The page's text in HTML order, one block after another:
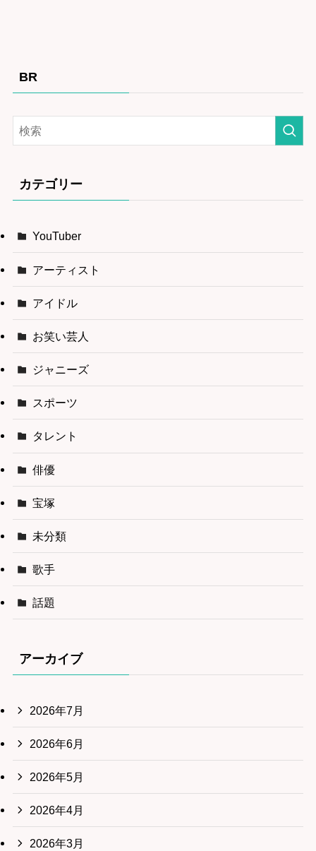
BR
カテゴリー
YouTuber
アーティスト
アイドル
お笑い芸人
ジャニーズ
スポーツ
タレント
俳優
宝塚
未分類
歌手
話題
アーカイブ
2026年7月
2026年6月
2026年5月
2026年4月
2026年3月